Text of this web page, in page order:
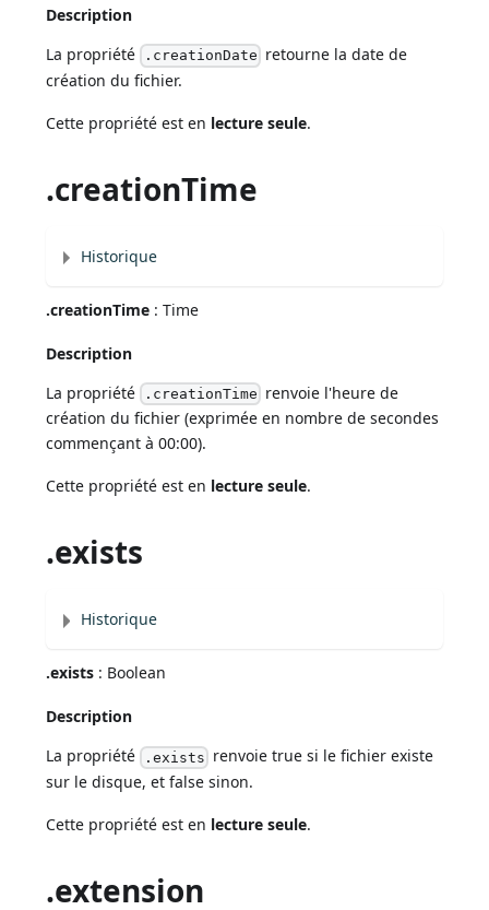
Description
La propriété .creationDate retourne la date de
création du fichier.
Cette propriété est en lecture seule.
.creationTime
Historique
.creationTime : Time
Description
La propriété .creationTime renvoie l'heure de
création du fichier (exprimée en nombre de secondes
commençant à 00:00).
Cette propriété est en lecture seule.
.exists
Historique
.exists : Boolean
Description
La propriété .exists renvoie true si le fichier existe
sur le disque, et false sinon.
Cette propriété est en lecture seule.
.extension